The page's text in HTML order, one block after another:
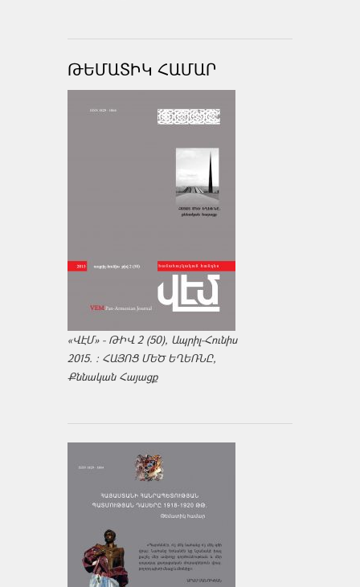
ԹԵՄԱՏԻԿ ՀԱՄԱՐ
«ՎԷՄ» - ԹԻՎ 2 (50), Ապրիլ-Հունիս
2015. : ՀԱՅՈՑ ՄԵԾ ԵՂԵՌՆԸ,
Քննական Հայացք